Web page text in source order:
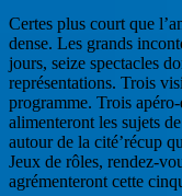
Certes plus court que
dense. Les grands
jours, seize spectacles
représentations. Trois
programme. Trois
alimenteront les sujets
autour de la cité’récup
Jeux de rôles, rendez-
agrémenteront cette